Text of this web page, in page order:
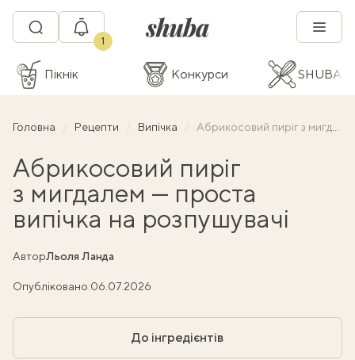
1
Пікнік Конкурси SHUBA
Головна Рецепти Випічка Абрикосовий пиріг з мигдалем — проста випічка на розпушувачі
Абрикосовий пиріг
з мигдалем — проста
випічка на розпушувачі
АвторЛьоля Ланда
Опубліковано:06.07.2026
До інгредієнтів